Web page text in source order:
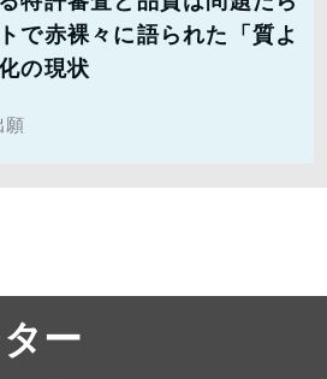
で赤裸々に語られた「質よ
の現状
願
ー